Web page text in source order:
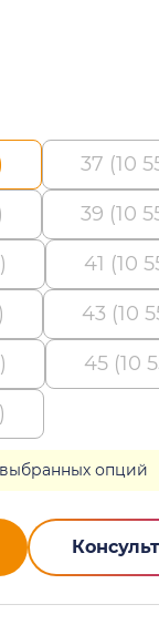
37 (10
39 (10
41 (10
43 (10
45 (10
опций